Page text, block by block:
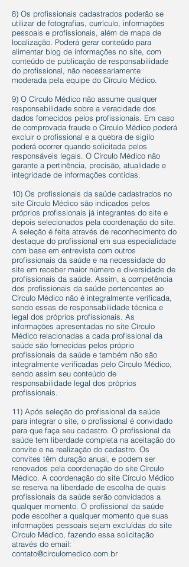
8) Os profissionais cadastrados poderão se
utilizar de fotografias, currículo, informações
pessoais e profissionais, além de mapa de
localização. Poderá gerar conteúdo para
alimentar blog de informações no site, com
conteúdo de publicação de responsabilidade
do profissional, não necessariamente
moderada pela equipe do Círculo Médico.
9) O Círculo Médico não assume qualquer
responsabilidade sobre a veracidade dos
dados fornecidos pelos profissionais. Em caso
de comprovada fraude o Círculo Médico poderá
excluir o profissional e a quebra de sigilo
poderá ocorrer quando solicitada pelos
responsáveis legais. O Círculo Médico não
garante a pertinência, precisão, atualidade e
integridade de informações contidas.
10) Os profissionais da saúde cadastrados no
site Círculo Médico são indicados pelos
próprios profissionais já integrantes do site e
depois selecionados pela coordenação do site.
A seleção é feita através de reconhecimento do
destaque do profissional em sua especialidade
com base em entrevista com outros
profissionais da saúde e na necessidade do
site em receber maior número e diversidade de
profissionais da saúde. Assim, a competência
dos profissionais da saúde pertencentes ao
Círculo Médico não é integralmente verificada,
sendo essas de responsabilidade técnica e
legal dos próprios profissionais. As
informações apresentadas no site Círculo
Médico relacionadas a cada profissional da
saúde são fornecidas pelos próprio
profissionais da saúde e também não são
integralmente verificadas pelo Círculo Médico,
sendo assim seu conteúdo de
responsabilidade legal dos próprios
profissionais.
11) Após seleção do profissional da saúde
para integrar o site, o profissional é convidado
para que faça seu cadastro. O profissional da
saúde tem liberdade completa na aceitação do
convite e na realização do cadastro. Os
convites têm duração anual, e podem ser
renovados pela coordenação do site Círculo
Médico. A coordenação do site Círculo Médico
se reserva na liberdade de escolha de quais
profissionais da saúde serão convidados a
qualquer momento. O profissional da saúde
pode escolher a qualquer momento que suas
informações pessoais sejam excluídas do site
Círculo Médico, fazendo essa solicitação
através do email:
contato@circulomedico.com.br